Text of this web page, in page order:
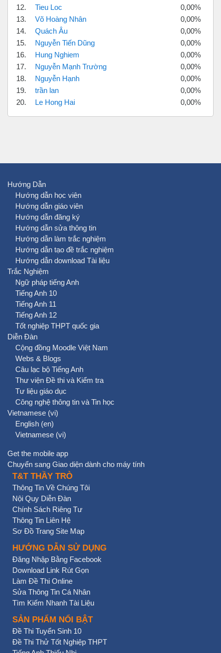
12.
Tieu Loc
0,00%
13.
Võ Hoàng Nhân
0,00%
14.
Quách Âu
0,00%
15.
Nguyễn Tiến Dũng
0,00%
16.
Hung Nghiem
0,00%
17.
Nguyễn Mạnh Trường
0,00%
18.
Nguyễn Hạnh
0,00%
19.
trần lan
0,00%
20.
Le Hong Hai 0,00%
Hướng Dẫn
Hướng dẫn học viên
Hướng dẫn giáo viên
Hướng dẫn đăng ký
Hướng dẫn sửa thông tin
Hướng dẫn làm trắc nghiệm
Hướng dẫn tạo đề trắc nghiệm
Hướng dẫn download Tài liệu
Trắc Nghiệm
Ngữ pháp tiếng Anh
Tiếng Anh 10
Tiếng Anh 11
Tiếng Anh 12
Tốt nghiệp THPT quốc gia
Diễn Đàn
Cộng đồng Moodle Việt Nam
Webs & Blogs
Câu lạc bộ Tiếng Anh
Thư viện Đề thi và Kiểm tra
Tư liệu giáo dục
Công nghệ thông tin và Tin học
Vietnamese ‎(vi)‎
English ‎(en)‎
Vietnamese ‎(vi)‎
Get the mobile app
Chuyển sang Giao diện dành cho máy tính
T&T THẦY TRÒ
Thông Tin Về Chúng Tôi
Nội Quy Diễn Đàn
Chính Sách Riêng Tư
Thông Tin Liên Hệ
Sơ Đồ Trang Site Map
HƯỚNG DẪN SỬ DỤNG
Đăng Nhập Bằng Facebook
Download Link Rút Gọn
Làm Đề Thi Online
Sửa Thông Tin Cá Nhân
Tìm Kiếm Nhanh Tài Liệu
SẢN PHẨM NỔI BẬT
Đề Thi Tuyển Sinh 10
Đề Thi Thử Tốt Nghiệp THPT